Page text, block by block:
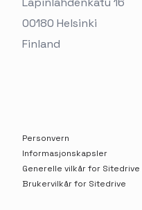
00180 Helsinki
Finland‬
Personvern
Informasjonskapsler
Generelle vilkår for Sitedrive
Brukervilkår for Sitedrive